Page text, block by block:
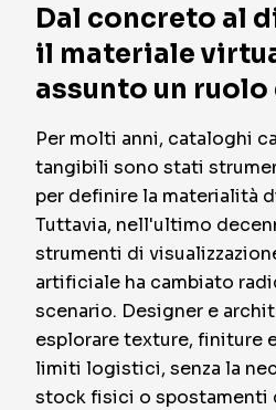
Dal concreto al
il materiale
assunto un
Per molti anni, cataloghi
tangibili sono stati
per definire la materialità
Tuttavia, nell'ultimo
strumenti di
artificiale ha cambiato
scenario. Designer e
esplorare texture, finiture
limiti logistici, senza la
stock fisici o spostamenti